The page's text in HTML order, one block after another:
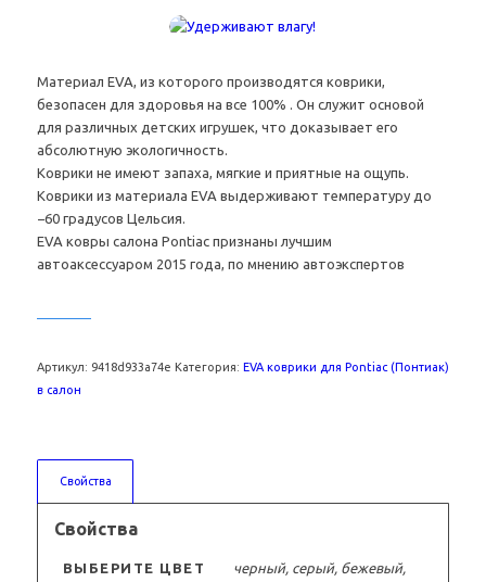
Материал EVA, из которого производятся коврики,
безопасен для здоровья на все 100% . Он служит основой
для различных детских игрушек, что доказывает его
абсолютную экологичность.
Коврики не имеют запаха, мягкие и приятные на ощупь.
Коврики из материала EVA выдерживают температуру до
−60 градусов Цельсия.
EVA ковры салона Pontiac признаны лучшим
автоаксессуаром 2015 года, по мнению автоэкспертов
Артикул: 9418d933a74e Категория: EVA коврики для Pontiac (Понтиак)
в салон
Свойства
Свойства
ВЫБЕРИТЕ ЦВЕТ
черный, серый, бежевый,